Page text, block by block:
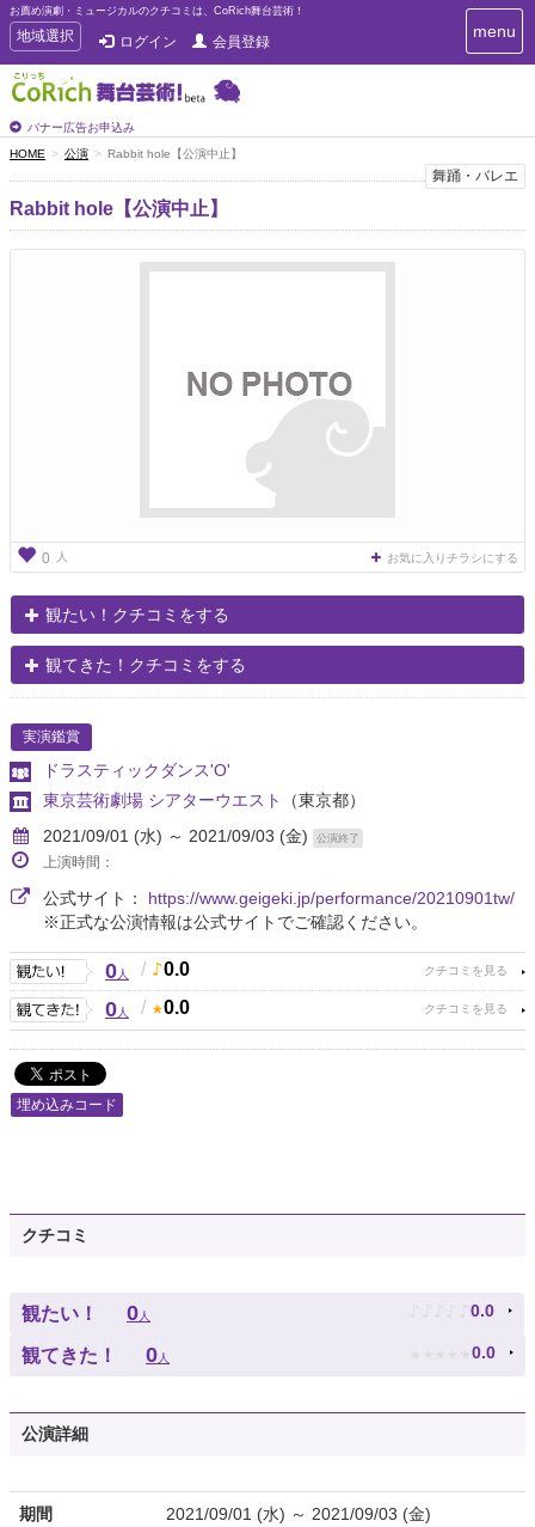
お薦め演劇・ミュージカルのクチコミは、CoRich舞台芸術！
T
o
g
g
e
n
a
v
i
地域選択 ログイン 会員登録
バナー広告お申込み
T
o
n
i
menu
HOME 公演 Rabbit hole【公演中止】
舞踊・バレエ
Rabbit hole【公演中止】
0 人 お気に入りチラシにする
観たい！クチコミをする
観てきた！クチコミをする
実演鑑賞
ドラスティックダンス'O'
東京芸術劇場 シアターウエスト
（東京都）
2021/09/01 (水) ～ 2021/09/03 (金)
公演終了
上演時間：
公式サイト： https://www.geigeki.jp/performance/20210901tw/
※正式な公演情報は公式サイトでご確認ください。
0人 / 0.0
0人 / 0.0
埋め込みコード
クチコミ
観たい！ 0人 ♪ ♪ ♪ ♪ ♪ 0.0
観てきた！ 0人 ★ ★ ★ ★ ★ 0.0
公演詳細
期間 2021/09/01 (水) ～ 2021/09/03 (金)